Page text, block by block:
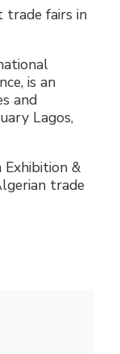
fairs in
is an
and
Lagos,
&
trade